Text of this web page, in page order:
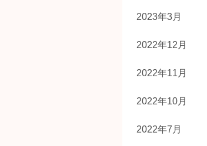
2023年3月
2022年12月
2022年11月
2022年10月
2022年7月